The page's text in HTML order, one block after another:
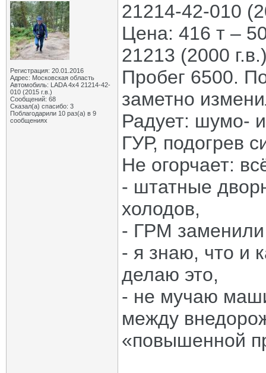
Регистрация: 20.01.2016
Адрес: Московская область
Автомобиль: LADA 4x4 21214-42-
010 (2015 г.в.)
Сообщений: 68
Сказал(а) спасибо: 3
Поблагодарили 10 раз(а) в 9
сообщениях
21214-42-010
Цена: 416 т –
21213 (2000
Пробег 6500.
заметно
Радует: шумо-
ГУР, подогрев
Не огорчает:
- штатные
холодов,
- ГРМ заменили
- я знаю, что и
делаю это,
- не мучаю
между
«повышенной